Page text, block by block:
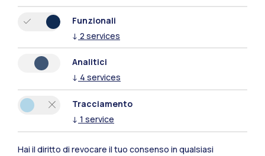
Polimi Community
Tutti i siti dell’ecosistema
Funzionali
↓ 2 services
Analitici
↓ 4 services
Tracciamento
↓ 1 service
Hai il diritto di revocare il tuo consenso in qualsiasi